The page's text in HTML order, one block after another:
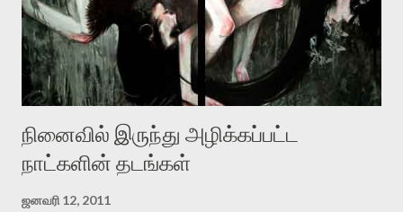
ஜெயமோகன் அந்த பிரமையால் தொடர்ந்து அச்சுறுத்தலுக்கு உள்ளாகி
உள்ளார். உங்களை பற்றின இந்த தாக்குதல் கூட இதன் வெளிப்பாடு தான்”.
உண்மையே! ராக்கி படத்தில் குத்துச்சண்டை வீரராக வரும் சில்வெஸ்டர்
ஓரிடத்தில் சொல்வார்: ...
நினைவில் இருந்து அழிக்கப்பட்ட
நாட்களின் தடங்கள்
ஜனவரி 12, 2011